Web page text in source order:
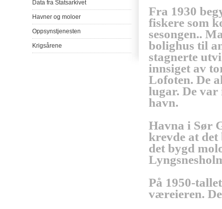
Data fra Statsarkivet
Havner og moloer
Oppsynstjenesten
Krigsårene
Fra 1930
fiskere som
sesongen..
bolighus til
stagnerte
innsiget av
Lofoten. De
lugar. De var
havn.
Havna i Sør
krevde at
det bygd
På 1950-
væreieren.